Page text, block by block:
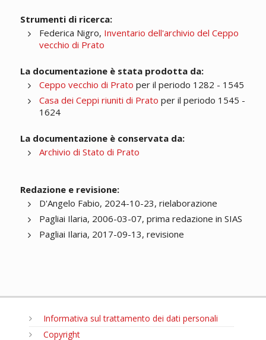
Strumenti di ricerca:
Federica Nigro, Inventario dell'archivio del Ceppo
vecchio di Prato
La documentazione è stata prodotta da:
Ceppo vecchio di Prato per il periodo 1282 - 1545
Casa dei Ceppi riuniti di Prato per il periodo 1545 -
1624
La documentazione è conservata da:
Archivio di Stato di Prato
Redazione e revisione:
D'Angelo Fabio, 2024-10-23, rielaborazione
Pagliai Ilaria, 2006-03-07, prima redazione in SIAS
Pagliai Ilaria, 2017-09-13, revisione
Informativa sul trattamento dei dati personali
Copyright